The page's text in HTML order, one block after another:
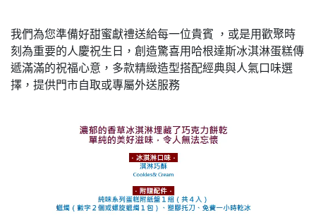
我們為您準備好甜蜜獻禮送給每一位貴賓 ，或是用歡聚時
刻為重要的人慶祝生日，創造驚喜用哈根達斯冰淇淋蛋糕傳
遞滿滿的祝福心意，多款精緻造型搭配經典與人氣口味選
擇，提供門市自取或專屬外送服務